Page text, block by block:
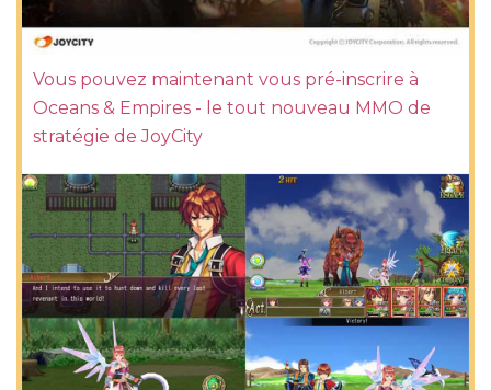
Vous pouvez maintenant vous pré-inscrire à
Oceans & Empires - le tout nouveau MMO de
stratégie de JoyCity